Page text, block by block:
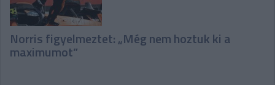
Norris figyelmeztet: „Még nem hoztuk ki a
maximumot”